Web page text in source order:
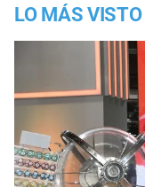
LO MÁS VISTO